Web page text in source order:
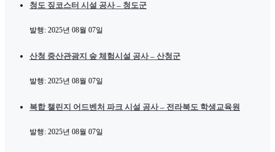
청도 짚코스터 시설 공사 – 청도군
발행: 2025년 08월 07일
산청 중산관광지 숲 체험시설 공사 – 산청군
발행: 2025년 08월 07일
복합 챌린지 어드벤처 파크 시설 공사 – 전라북도 학생교육원
발행: 2025년 08월 07일